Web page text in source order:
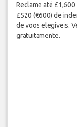
Reclame até
£520 (€600) de
de voos elegíveis.
gratuitamente.